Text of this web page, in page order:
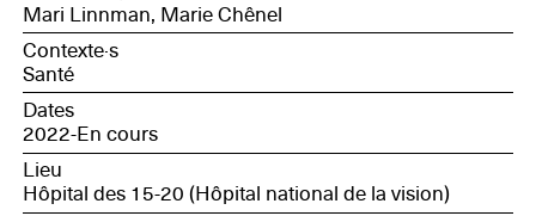
Mari Linnman, Marie Chênel
Contexte·s
Santé
Dates
2022-En cours
Lieu
Hôpital des 15-20 (Hôpital national de la vision)